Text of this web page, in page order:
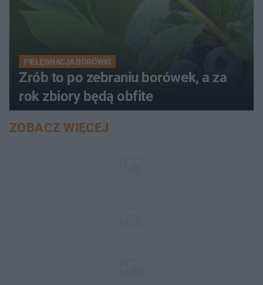
PIELĘGNACJA BORÓWKI
Zrób to po zebraniu borówek, a za
rok zbiory będą obfite
ZOBACZ WIĘCEJ